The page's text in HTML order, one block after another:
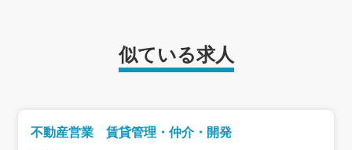
似ている求人
不動産営業 賃貸管理・仲介・開発